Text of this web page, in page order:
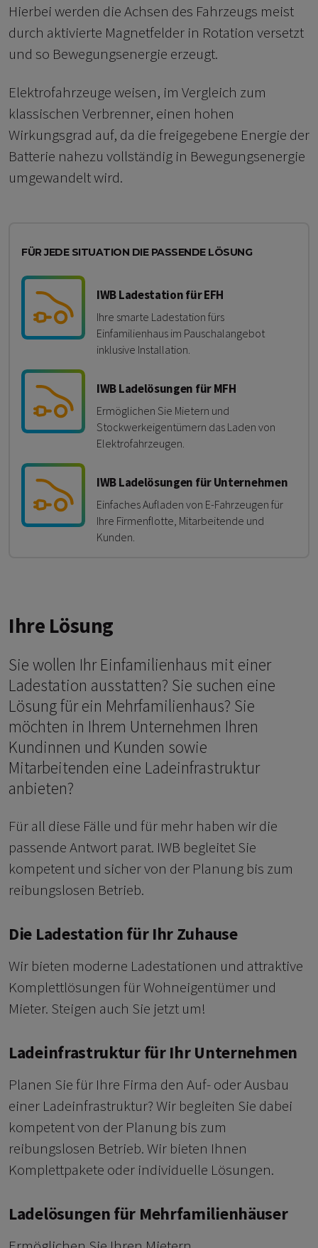
Hierbei werden die Achsen des Fahrzeugs meist
durch aktivierte Magnetfelder in Rotation versetzt
und so Bewegungsenergie erzeugt.
Elektrofahrzeuge weisen, im Vergleich zum
klassischen Verbrenner, einen hohen
Wirkungsgrad auf, da die freigegebene Energie der
Batterie nahezu vollständig in Bewegungsenergie
umgewandelt wird.
FÜR JEDE SITUATION DIE PASSENDE LÖSUNG
IWB Ladestation für EFH
Ihre smarte Ladestation fürs
Einfamilienhaus im Pauschalangebot
inklusive Installation.
IWB Ladelösungen für MFH
Ermöglichen Sie Mietern und
Stockwerkeigentümern das Laden von
Elektrofahrzeugen.
IWB Ladelösungen für Unternehmen
Einfaches Aufladen von E-Fahrzeugen für
Ihre Firmenflotte, Mitarbeitende und
Kunden.
Ihre Lösung
Sie wollen Ihr Einfamilienhaus mit einer
Ladestation ausstatten? Sie suchen eine
Lösung für ein Mehrfamilienhaus? Sie
möchten in Ihrem Unternehmen Ihren
Kundinnen und Kunden sowie
Mitarbeitenden eine Ladeinfrastruktur
anbieten?
Für all diese Fälle und für mehr haben wir die
passende Antwort parat. IWB begleitet Sie
kompetent und sicher von der Planung bis zum
reibungslosen Betrieb.
Die Ladestation für Ihr Zuhause
Wir bieten moderne Ladestationen und attraktive
Komplettlösungen für Wohneigentümer und
Mieter. Steigen auch Sie jetzt um!
Ladeinfrastruktur für Ihr Unternehmen
Planen Sie für Ihre Firma den Auf- oder Ausbau
einer Ladeinfrastruktur? Wir begleiten Sie dabei
kompetent von der Planung bis zum
reibungslosen Betrieb. Wir bieten Ihnen
Komplettpakete oder individuelle Lösungen.
Ladelösungen für Mehrfamilienhäuser